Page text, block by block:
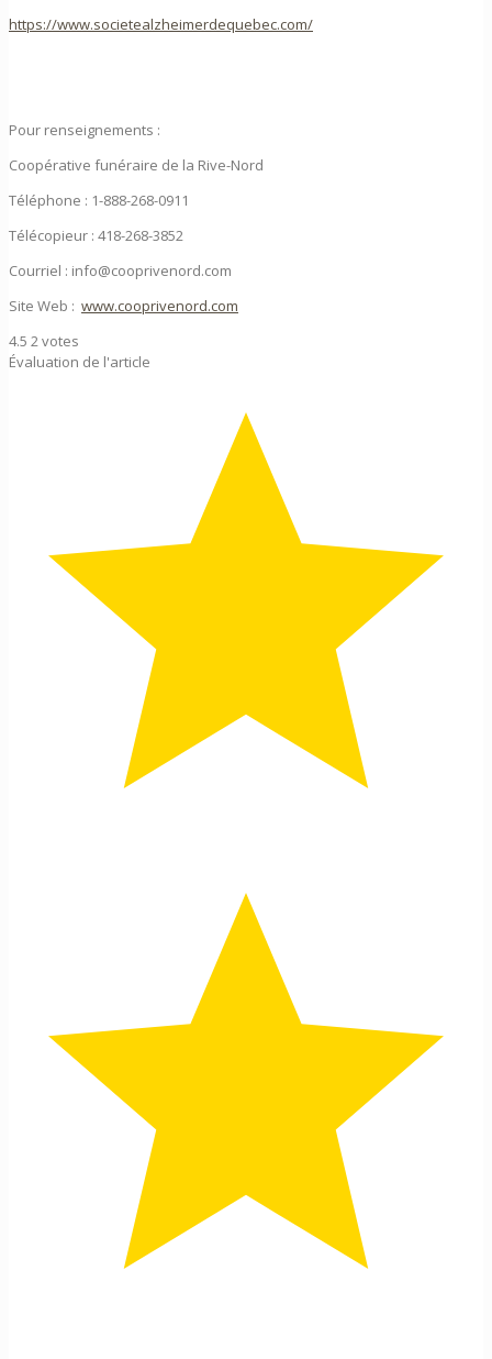
https://www.societealzheimerdequebec.com/
Pour renseignements :
Coopérative funéraire de la Rive-Nord
Téléphone : 1-888-268-0911
Télécopieur : 418-268-3852
Courriel : info@cooprivenord.com
Site Web : www.cooprivenord.com
4.5 2votes
Évaluation de l'article